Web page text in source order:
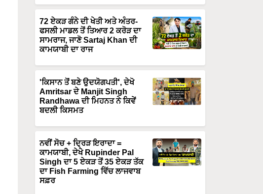
72 ਏਕੜ ਗੰਨੇ ਦੀ ਖੇਤੀ ਅਤੇ ਅੰਤਰ-
ਫਸਲੀ ਮਾਡਲ ਤੋਂ ਤਿਆਰ 2 ਕਰੋੜ ਦਾ
ਸਾਮਰਾਜ, ਜਾਣੋ Sartaj Khan ਦੀ
ਕਾਮਯਾਬੀ ਦਾ ਰਾਜ
'ਕਿਸਾਨ ਤੋਂ ਬਣੇ ਉਦਯੋਗਪਤੀ', ਦੇਖੋ
Amritsar ਦੇ Manjit Singh
Randhawa ਦੀ ਮਿਹਨਤ ਨੇ ਕਿਵੇਂ
ਬਦਲੀ ਕਿਸਮਤ
ਨਵੀਂ ਸੋਚ + ਦ੍ਰਿੜ ਇਰਾਦਾ =
ਕਾਮਯਾਬੀ, ਦੇਖੋ Rupinder Pal
Singh ਦਾ 5 ਏਕੜ ਤੋਂ 35 ਏਕੜ ਤੱਕ
ਦਾ Fish Farming ਵਿੱਚ ਲਾਜਵਾਬ
ਸਫ਼ਰ